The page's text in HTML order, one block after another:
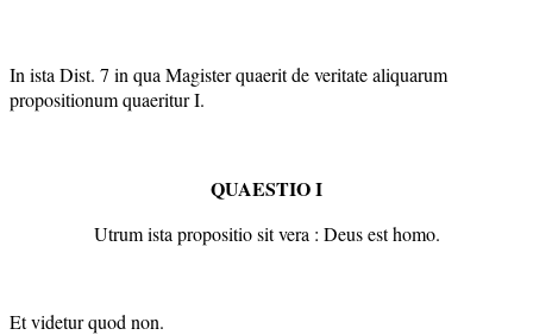
In ista Dist. 7 in qua Magister quaerit de veritate aliquarum
propositionum quaeritur I.
QUAESTIO I
Utrum ista propositio sit vera : Deus est homo.
Et videtur quod non.